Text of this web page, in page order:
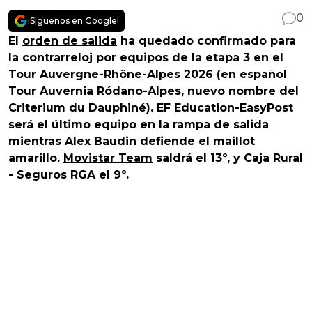
¡Síguenos en Google!
0
El orden de salida ha quedado confirmado para
la contrarreloj por equipos de la etapa 3 en el
Tour Auvergne-Rhône-Alpes 2026 (en español
Tour Auvernia Ródano-Alpes, nuevo nombre del
Criterium du Dauphiné). EF Education-EasyPost
será el último equipo en la rampa de salida
mientras Alex Baudin defiende el maillot
amarillo. Movistar Team saldrá el 13º, y Caja Rural
- Seguros RGA el 9º.